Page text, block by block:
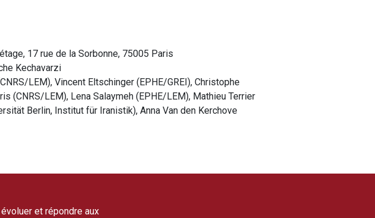
étage, 17 rue de la Sorbonne, 75005 Paris
Kechavarzi
LEM), Vincent Eltschinger (EPHE/GREI), Christophe
(CNRS/LEM), Lena Salaymeh (EPHE/LEM), Mathieu Terrier
Berlin, Institut für Iranistik), Anna Van den Kerchove
et répondre aux